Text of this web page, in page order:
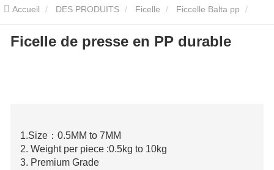
Accueil DES PRODUITS Ficelle Ficcelle Balta pp
Ficelle de presse en PP durable
Ficelle de presse en PP durable
1.Size：0.5MM to 7MM
2. Weight per piece :0.5kg to 10kg
3. Premium Grade